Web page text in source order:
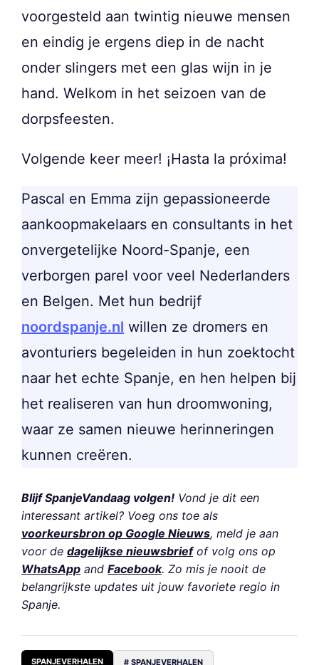
voorgesteld aan twintig nieuwe mensen
en eindig je ergens diep in de nacht
onder slingers met een glas wijn in je
hand. Welkom in het seizoen van de
dorpsfeesten.
Volgende keer meer! ¡Hasta la próxima!
Pascal en Emma zijn gepassioneerde
aankoopmakelaars en consultants in het
onvergetelijke Noord-Spanje, een
verborgen parel voor veel Nederlanders
en Belgen. Met hun bedrijf
noordspanje.nl willen ze dromers en
avonturiers begeleiden in hun zoektocht
naar het echte Spanje, en hen helpen bij
het realiseren van hun droomwoning,
waar ze samen nieuwe herinneringen
kunnen creëren.
Blijf SpanjeVandaag volgen! Vond je dit een
interessant artikel? Voeg ons toe als
voorkeursbron op Google Nieuws, meld je aan
voor de dagelijkse nieuwsbriefof volg ons op
WhatsApp and Facebook. Zo mis je nooit de
belangrijkste updates uit jouw favoriete regio in
Spanje.
SPANJEVERHALEN # SPANJEVERHALEN